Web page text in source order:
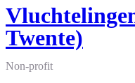
Twente)
Non-profit